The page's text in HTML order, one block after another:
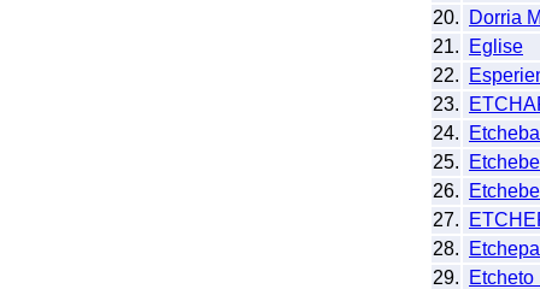
20.
Dorria
21.
Eglise
22.
23.
24.
25.
26.
27.
28.
29.
Etcheto